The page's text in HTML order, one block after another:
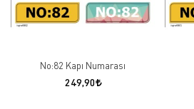
No:82 Kapı Numarası
249,90